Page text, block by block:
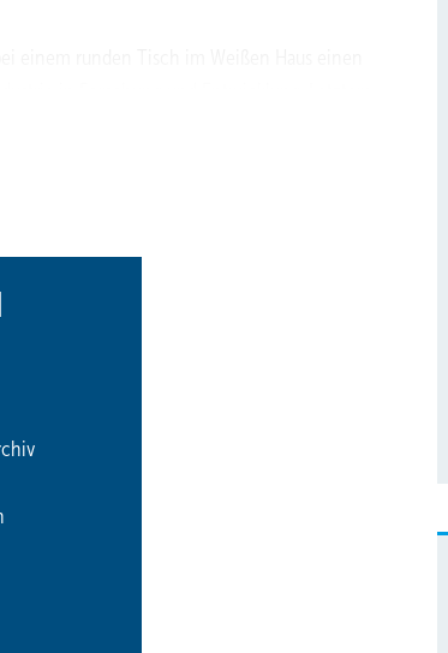
und zu testen.